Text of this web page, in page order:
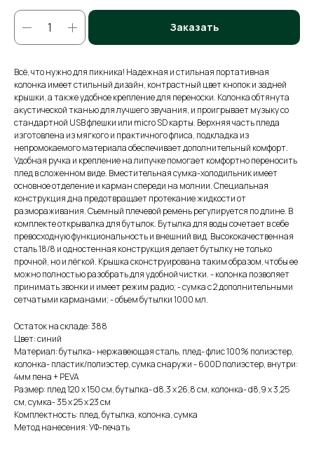
Заказать
Всё, что нужно для пикника! Надежная и стильная портативная
колонка имеет стильный дизайн, контрастный цвет кнопок и задней
крышки, а также удобное крепление для переноски. Колонка обтянута
акустической тканью для лучшего звучания, и проигрывает музыку со
стандартной USB флешки или micro SD карты. Верхняя часть пледа
изготовлена из мягкого и практичного флиса, подкладка из
непромокаемого материала обеспечивает дополнительный комфорт.
Удобная ручка и крепление на липучке помогает комфортно переносить
плед в сложенном виде. Вместительная сумка-холодильник имеет
основное отделение и карман спереди на молнии. Специальная
конструкция дна предотвращает протекание жидкости от
размораживания. Съемный плечевой ремень регулируется по длине. В
комплекте открывалка для бутылок. Бутылка для воды сочетает в себе
превосходную функциональность и внешний вид. Высококачественная
сталь 18/8 и одностенная конструкция делает бутылку не только
прочной, но и лёгкой. Крышка сконструирована таким образом, чтобы ее
можно полностью разобрать для удобной чистки. - колонка позволяет
принимать звонки и имеет режим радио; - сумка с 2 дополнительными
сетчатыми карманами; - объем бутылки 1000 мл.
Остаток на складе: 388
Цвет: синий
Материал: бутылка- нержавеющая cталь, плед- флис 100% полиэстер,
колонка- пластик/полиэстер, сумка снаружи - 600D полиэстер, внутри:
4мм пена + PEVA
Размер: плед 120 х 150 см, бутылка- d8,3 х 26,8 см, колонка- d8,9 х 3,25
см, сумка- 35 x 25 x 23 см
Комплектность: плед, бутылка, колонка, сумка
Метод нанесения: УФ-печать